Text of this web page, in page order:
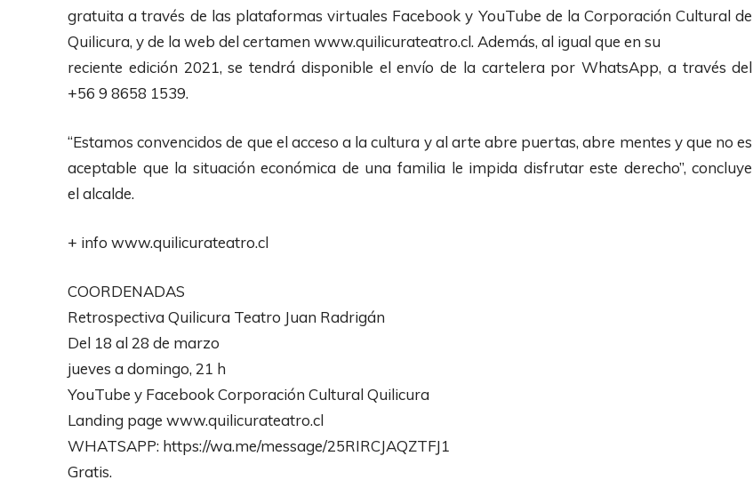
gratuita a través de las plataformas virtuales Facebook y YouTube de la Corporación Cultural de
Quilicura, y de la web del certamen www.quilicurateatro.cl. Además, al igual que en su
reciente edición 2021, se tendrá disponible el envío de la cartelera por WhatsApp, a través del
+56 9 8658 1539.
“Estamos convencidos de que el acceso a la cultura y al arte abre puertas, abre mentes y que no es
aceptable que la situación económica de una familia le impida disfrutar este derecho”, concluye
el alcalde.
+ info www.quilicurateatro.cl
COORDENADAS
Retrospectiva Quilicura Teatro Juan Radrigán
Del 18 al 28 de marzo
jueves a domingo, 21 h
YouTube y Facebook Corporación Cultural Quilicura
Landing page www.quilicurateatro.cl
WHATSAPP: https://wa.me/message/25RIRCJAQZTFJ1
Gratis.